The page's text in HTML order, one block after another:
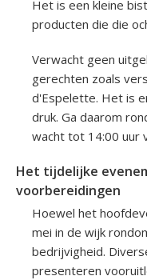
Het is een kleine
producten die die
Verwacht geen
gerechten zoals
d'Espelette. Het is
druk. Ga daarom
wacht tot 14:00 uur
Het tijdelijke
voorbereidingen
Hoewel het
mei in de wijk
bedrijvigheid.
presenteren